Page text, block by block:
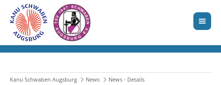
Kanu Schwaben Augsburg News News - Details